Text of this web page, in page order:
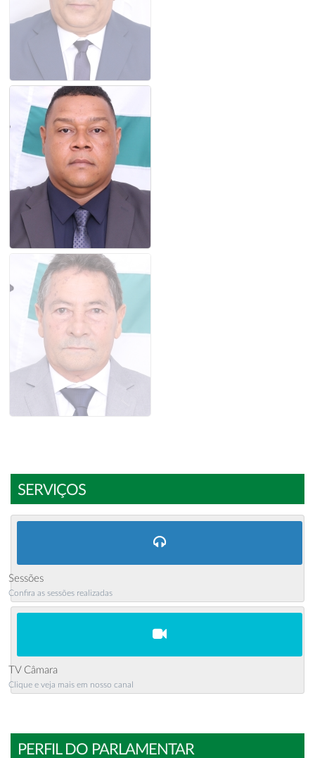
SERVIÇOS
Sessões
Confira as sessões realizadas
TV Câmara
Clique e veja mais em nosso canal
PERFIL DO PARLAMENTAR